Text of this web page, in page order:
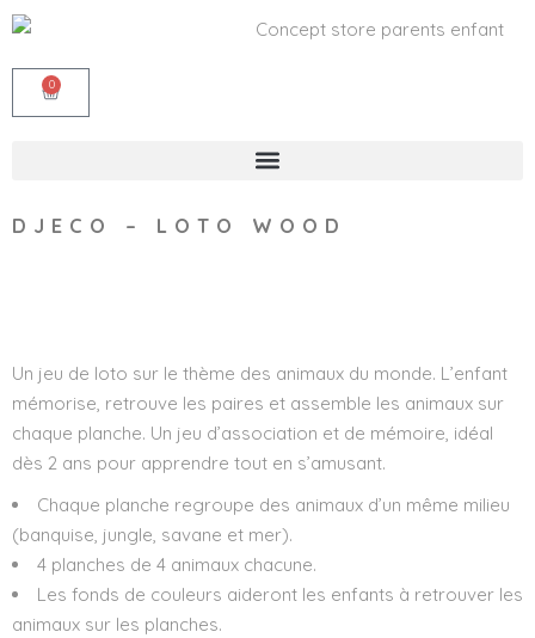
0
DJECO – LOTO WOOD
Un jeu de loto sur le thème des animaux du monde. L’enfant
mémorise, retrouve les paires et assemble les animaux sur
chaque planche. Un jeu d’association et de mémoire, idéal
dès 2 ans pour apprendre tout en s’amusant.
Chaque planche regroupe des animaux d’un même milieu
(banquise, jungle, savane et mer).
4 planches de 4 animaux chacune.
Les fonds de couleurs aideront les enfants à retrouver les
animaux sur les planches.